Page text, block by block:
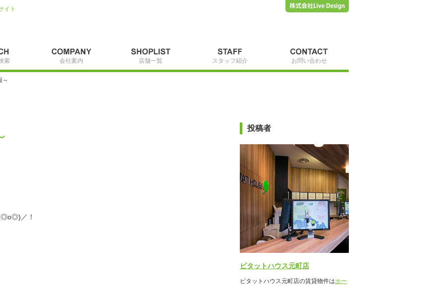
イト
索 会社案内 店舗一覧 スタッフ紹介 お問い合わせ
～
／！
投稿者
ピタットハウス元町店
ピタットハウス元町店の賃貸物件はホー